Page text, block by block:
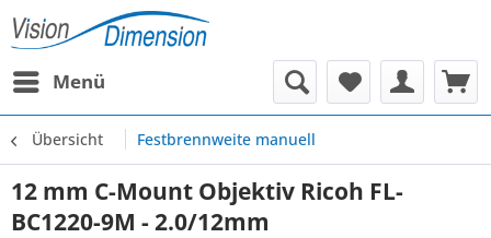
Menü
Übersicht Festbrennweite manuell
12 mm C-Mount Objektiv Ricoh FL-
BC1220-9M - 2.0/12mm